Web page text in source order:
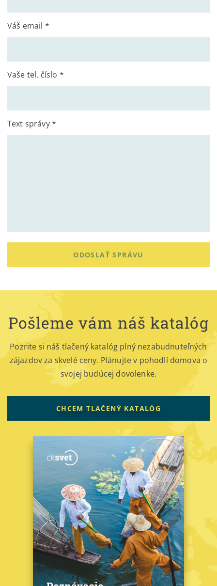
Váš email *
Vaše tel. číslo *
Text správy *
ODOSLAŤ SPRÁVU
Pošleme vám náš katalóg
Pozrite si náš tlačený katalóg plný nezabudnuteľných
zájazdov za skvelé ceny. Plánujte v pohodlí domova o
svojej budúcej dovolenke.
CHCEM TLAČENÝ KATALÓG